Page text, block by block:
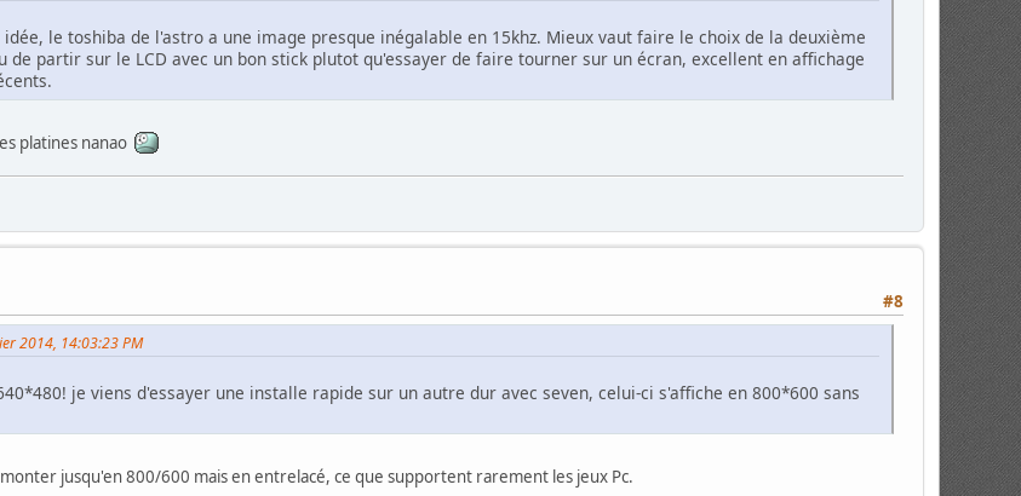
le toshiba de l'astro a une image presque inégalable en 15khz. Mieux vaut faire le choix de la deuxième
de partir sur le LCD avec un bon stick plutot qu'essayer de faire tourner sur un écran, excellent en affichage
platines nanao
#8
2014, 14:03:23 PM
je viens d'essayer une installe rapide sur un autre dur avec seven, celui-ci s'affiche en 800*600 sans
jusqu'en 800/600 mais en entrelacé, ce que supportent rarement les jeux Pc.